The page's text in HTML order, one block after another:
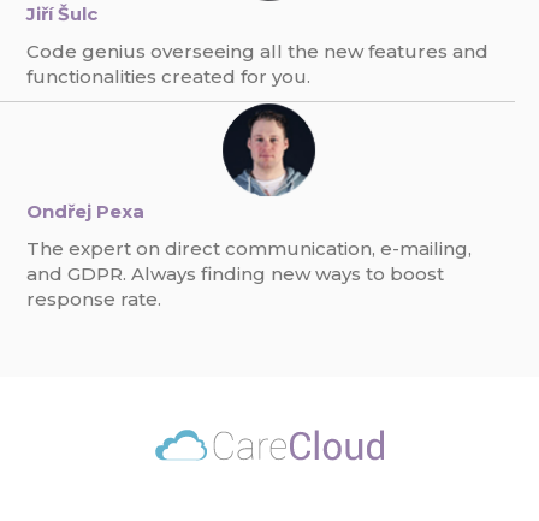
Jiří Šulc
Code genius overseeing all the new features and
functionalities created for you.
Ondřej Pexa
The expert on direct communication, e-mailing,
and GDPR. Always finding new ways to boost
response rate.